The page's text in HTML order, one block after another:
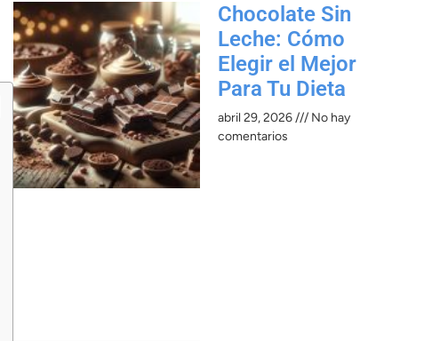
Chocolate Sin
Leche: Cómo
Elegir el Mejor
Para Tu Dieta
abril 29, 2026
No hay
comentarios